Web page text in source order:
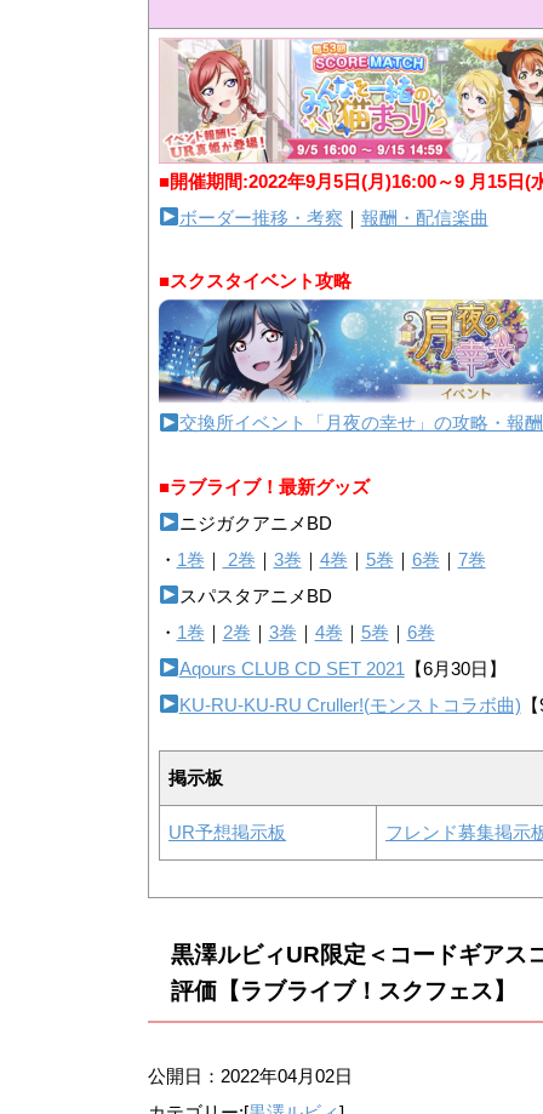
■開催期間:2022年9月5日(月)16:00～9 月15日(
ボーダー推移・考察 ｜ 報酬・配信楽曲
■スクスタイベント攻略
交換所イベント「月夜の幸せ」の攻略・報
■ラブライブ！最新グッズ
ニジガクアニメBD
・ 1巻 ｜ 2巻 ｜ 3巻 ｜ 4巻 ｜ 5巻 ｜ 6巻 ｜ 7巻
スパスタアニメBD
・ 1巻 ｜ 2巻 ｜ 3巻 ｜ 4巻 ｜ 5巻 ｜ 6巻
Aqours CLUB CD SET 2021 【6月30日】
KU-RU-KU-RU Cruller!(モンストコラボ曲)
掲示板
UR予想掲示板 フレンド募集掲示
黒澤ルビィUR限定＜コードギアス
評価【ラブライブ！スクフェス】
公開日： 2022年04月02日